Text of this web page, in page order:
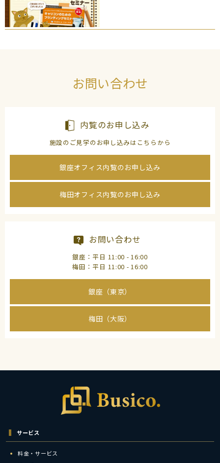
お問い合わせ
内覧のお申し込み
施設のご見学のお申し込みはこちらから
銀座オフィス内覧のお申し込み
梅田オフィス内覧のお申し込み
お問い合わせ
銀座：平日 11:00 - 16:00
梅田：平日 11:00 - 16:00
銀座（東京）
梅田（大阪）
サービス
料金・サービス